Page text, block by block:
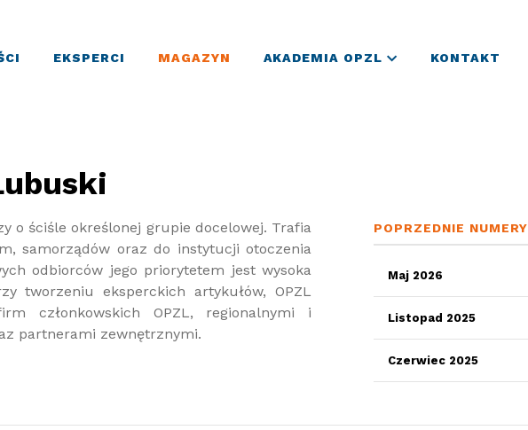
EKSPERCI MAGAZYN AKADEMIA OPZL KONTAKT
o ściśle określonej grupie docelowej. Trafia
samorządów oraz do instytucji otoczenia
odbiorców jego priorytetem jest wysoka
tworzeniu eksperckich artykułów, OPZL
członkowskich OPZL, regionalnymi i
partnerami zewnętrznymi.
POPRZEDNIE NUMERY
Maj 2026
Listopad 2025
Czerwiec 2025